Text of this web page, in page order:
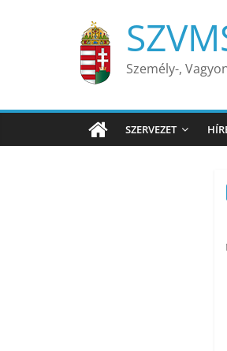
Személy-,
SZERVEZET